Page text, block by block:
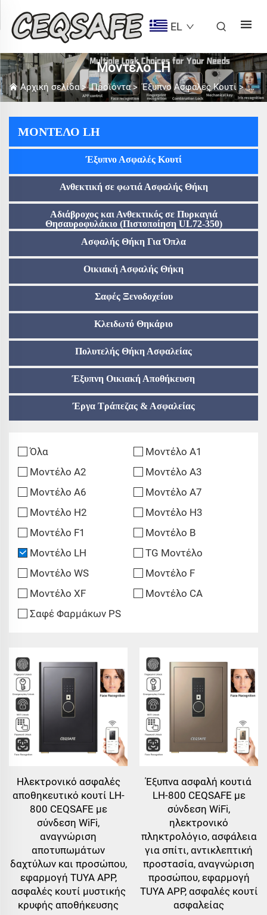
EL
Μοντέλο LH
Αρχική σελίδα>Προϊόντα>Έξυπνο Ασφαλές Κουτί>
ΜΟΝΤΈΛΟ LH
Έξυπνο Ασφαλές Κουτί
Ανθεκτική σε φωτιά Ασφαλής Θήκη
Αδιάβροχος και Ανθεκτικός σε Πυρκαγιά
Θησαυροφυλάκιο (Πιστοποίηση UL72-350)
Ασφαλής Θήκη Για Όπλα
Οικιακή Ασφαλής Θήκη
Σαφές Ξενοδοχείου
Κλειδωτό Θηκάριο
Πολυτελής Θήκη Ασφαλείας
Έξυπνη Οικιακή Αποθήκευση
Έργα Τράπεζας & Ασφαλείας
Όλα
Μοντέλο A1
Μοντέλο A2
Μοντέλο A3
Μοντέλο A6
Μοντέλο A7
Μοντέλο H2
Μοντέλο H3
Μοντέλο F1
Μοντέλο B
Μοντέλο LH
TG Μοντέλο
Μοντέλο WS
Μοντέλο F
Μοντέλο XF
Μοντέλο CA
Σαφέ Φαρμάκων PS
Ηλεκτρονικό ασφαλές
αποθηκευτικό κουτί LH-
800 CEQSAFE με
σύνδεση WiFi,
αναγνώριση
αποτυπωμάτων
δαχτύλων και προσώπου,
εφαρμογή TUYA APP,
ασφαλές κουτί μυστικής
κρυφής αποθήκευσης
Έξυπνα ασφαλή κουτιά
LH-800 CEQSAFE με
σύνδεση WiFi,
ηλεκτρονικό
πληκτρολόγιο, ασφάλεια
για σπίτι, αντικλεπτική
προστασία, αναγνώριση
προσώπου, εφαρμογή
TUYA APP, ασφαλές κουτί
ασφαλείας